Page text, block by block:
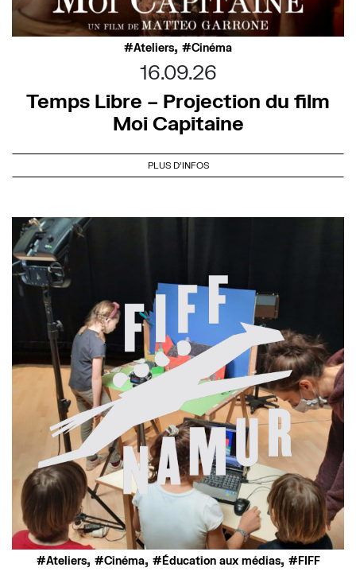
Ateliers, Cinéma
16.09.26
Temps Libre – Projection du film
Moi Capitaine
PLUS D'INFOS
Ateliers, Cinéma, Éducation aux médias, FIFF